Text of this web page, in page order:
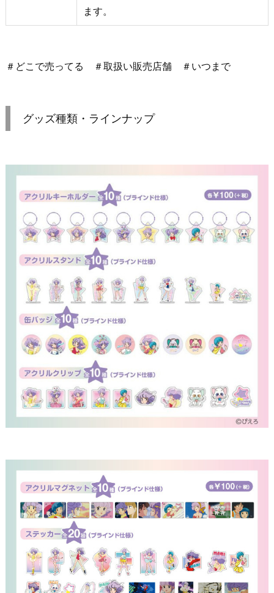
ます。
＃どこで売ってる ＃取扱い販売店舗 ＃いつまで
グッズ種類・ラインナップ